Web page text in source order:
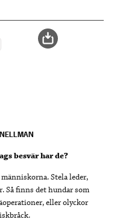
besvär har de?
Stela leder,
Så finns det hundar som
eller olyckor